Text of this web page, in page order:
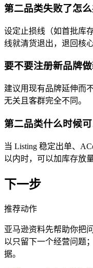
第二品类失败了怎么
设定止损线（如首批库
线就清货退出，退回核心
要不要注册新品牌做
建议用现有品牌延伸而
无关且客群完全不同。
第二品类什么时候可
当 Listing 稳定出单、
以内时，可以加库存放量
下一步
推荐动作
亚马逊资料先帮助你把
以只留下一个经营问题
据。